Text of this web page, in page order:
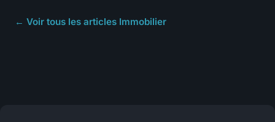
← Voir tous les articles Immobilier